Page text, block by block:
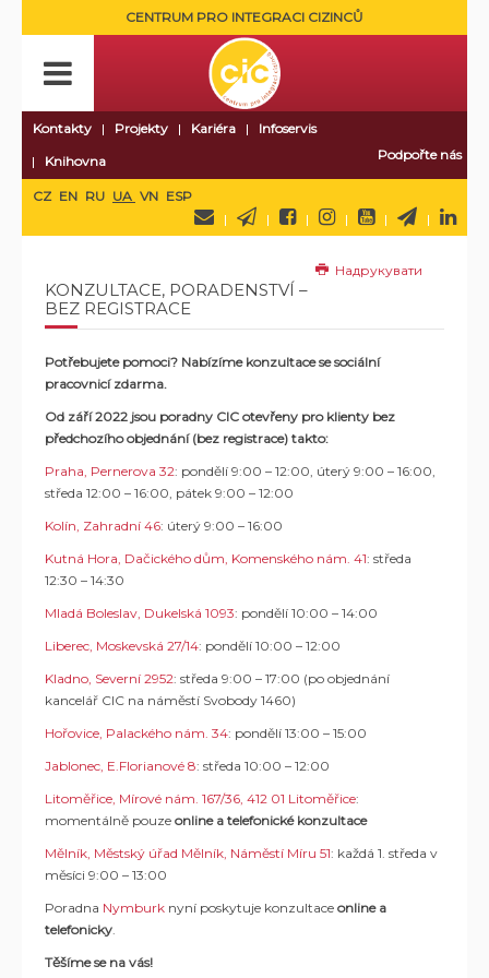
CENTRUM PRO INTEGRACI CIZINCŮ
Kontakty Projekty Kariéra
Infoservis
Knihovna
Podpořte nás
CZ EN RU UA VN ESP
Надрукувати
KONZULTACE, PORADENSTVÍ –
BEZ REGISTRACE
Potřebujete pomoci? Nabízíme konzultace se sociální
pracovnicí zdarma.
Od září 2022 jsou poradny CIC otevřeny pro klienty bez
předchozího objednání (bez registrace) takto:
Praha, Pernerova 32: pondělí 9:00 – 12:00, úterý 9:00 – 16:00,
středa 12:00 – 16:00, pátek 9:00 – 12:00
Kolín, Zahradní 46: úterý 9:00 – 16:00
Kutná Hora, Dačického dům, Komenského nám. 41: středa
12:30 – 14:30
Mladá Boleslav, Dukelská 1093: pondělí 10:00 – 14:00
Liberec, Moskevská 27/14: pondělí 10:00 – 12:00
Kladno, Severní 2952: středa 9:00 – 17:00 (po objednání
kancelář CIC na náměstí Svobody 1460)
Hořovice, Palackého nám. 34: pondělí 13:00 – 15:00
Jablonec, E.Florianové 8: středa 10:00 – 12:00
Litoměřice, Mírové nám. 167/36, 412 01 Litoměřice:
momentálně pouze online a telefonické konzultace
Mělník, Městský úřad Mělník, Náměstí Míru 51: každá 1. středa v
měsíci 9:00 – 13:00
Poradna Nymburk nyní poskytuje konzultace online a
telefonicky.
Těšíme se na vás!